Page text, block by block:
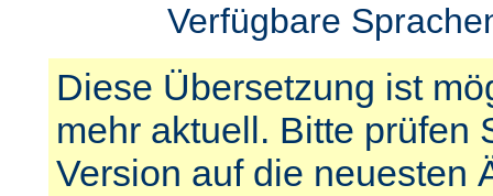
Verfügbare
Diese Übersetzung ist
mehr aktuell. Bitte prüfen
Version auf die neuesten